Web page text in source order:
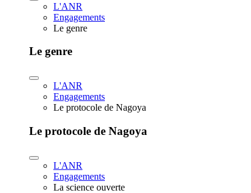
L'ANR
Engagements
Le genre
Le genre
L'ANR
Engagements
Le protocole de Nagoya
Le protocole de Nagoya
L'ANR
Engagements
La science ouverte